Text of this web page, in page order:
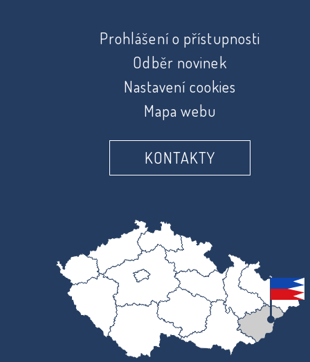
Prohlášení o přístupnosti
Odběr novinek
Nastavení cookies
Mapa webu
KONTAKTY